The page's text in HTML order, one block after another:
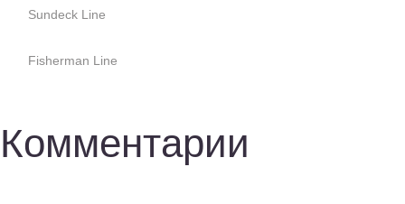
Sundeck Line
Fisherman Line
Комментарии